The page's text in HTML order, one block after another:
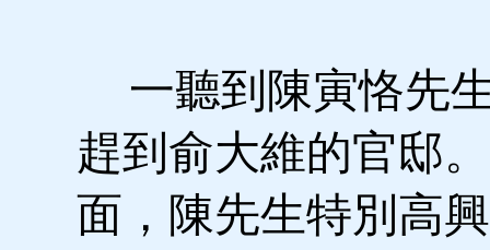
一聽到陳寅恪先
趕到俞大維的官邸
面，陳先生特別高